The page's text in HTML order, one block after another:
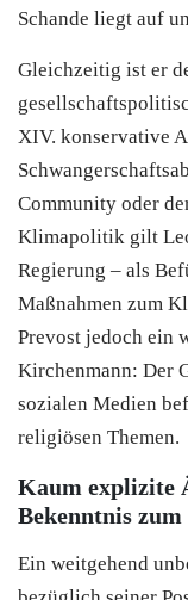
Schande liegt auf
Gleichzeitig ist er
XIV. konservative
Community oder
Klimapolitik gilt
Regierung – als
Maßnahmen zum
Prevost jedoch ein
Kirchenmann: Der
sozialen Medien
religiösen Themen.
Kaum explizite
Bekenntnis
Ein weitgehend